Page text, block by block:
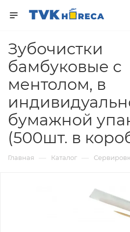
Зубочистки
бамбуковые с
ментолом, в
бумажной
(500шт. в
Главная — Каталог —